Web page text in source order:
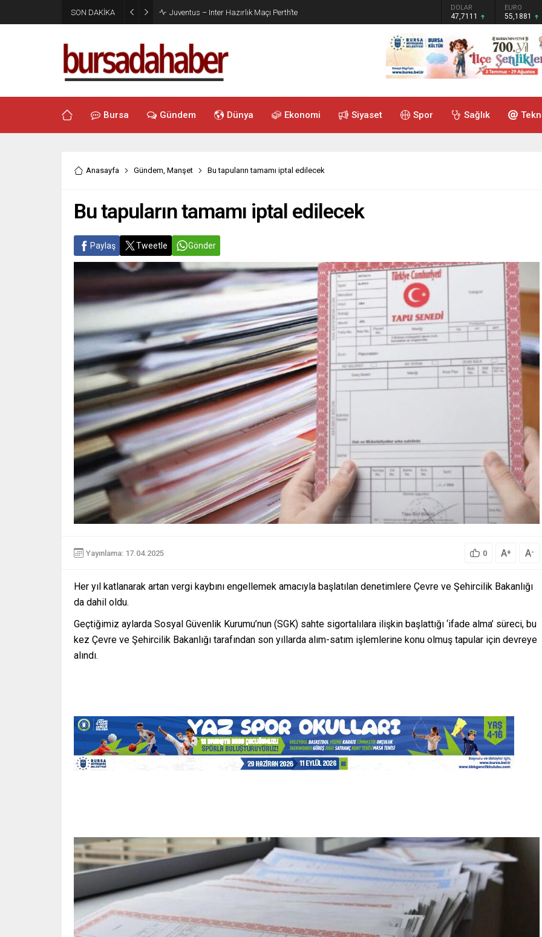
SON DAKİKA Juventus – Inter Hazırlık Maçı Perth’te DOLAR
47,7111
EURO
55,1881
Bursa Gündem Dünya Ekonomi Siyaset Spor Sağlık
Anasayfa Gündem, Manşet Bu tapuların tamamı iptal edilecek
Bu tapuların tamamı iptal edilecek
Paylaş Tweetle Gönder
Yayınlama: 17.04.2025 0 A+ A-
Her yıl katlanarak artan vergi kaybını engellemek amacıyla başlatılan denetimlere Çevre ve Şehircilik Bakanlığı
da dahil oldu.
Geçtiğimiz aylarda Sosyal Güvenlik Kurumu’nun (SGK) sahte sigortalılara ilişkin başlattığı ‘ifade alma’ süreci, bu
kez Çevre ve Şehircilik Bakanlığı tarafından son yıllarda alım-satım işlemlerine konu olmuş tapular için devreye
alındı.